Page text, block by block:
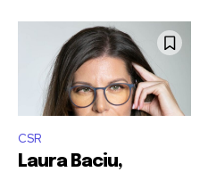
CSR
Laura Baciu,